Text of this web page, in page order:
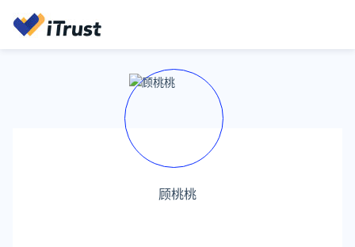
顾桃桃